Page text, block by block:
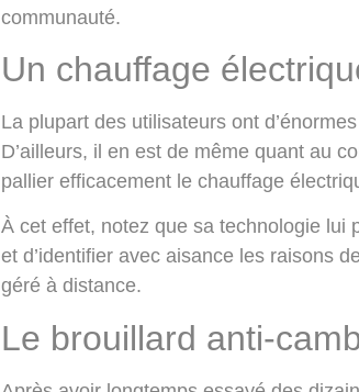
communauté.
Un chauffage
La plupart des utilisateurs ont
D’ailleurs, il en est de même quant au
pallier efficacement le chauffage
À cet effet, notez que sa technologie lui
et d’identifier avec aisance les raisons
géré à distance.
Le brouillard anti-